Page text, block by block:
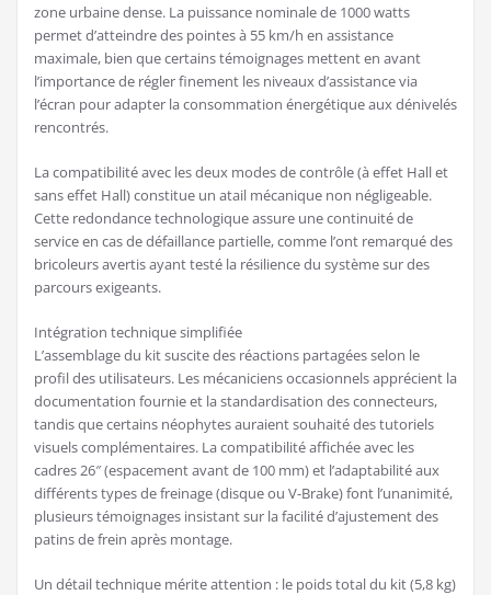
zone urbaine dense. La puissance nominale de 1000 watts
permet d’atteindre des pointes à 55 km/h en assistance
maximale, bien que certains témoignages mettent en avant
l’importance de régler finement les niveaux d’assistance via
l’écran pour adapter la consommation énergétique aux dénivelés
rencontrés.
La compatibilité avec les deux modes de contrôle (à effet Hall et
sans effet Hall) constitue un atail mécanique non négligeable.
Cette redondance technologique assure une continuité de
service en cas de défaillance partielle, comme l’ont remarqué des
bricoleurs avertis ayant testé la résilience du système sur des
parcours exigeants.
Intégration technique simplifiée
L’assemblage du kit suscite des réactions partagées selon le
profil des utilisateurs. Les mécaniciens occasionnels apprécient la
documentation fournie et la standardisation des connecteurs,
tandis que certains néophytes auraient souhaité des tutoriels
visuels complémentaires. La compatibilité affichée avec les
cadres 26″ (espacement avant de 100 mm) et l’adaptabilité aux
différents types de freinage (disque ou V-Brake) font l’unanimité,
plusieurs témoignages insistant sur la facilité d’ajustement des
patins de frein après montage.
Un détail technique mérite attention : le poids total du kit (5,8 kg)